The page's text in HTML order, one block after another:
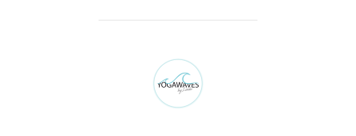
BEITRAGSAUTOR